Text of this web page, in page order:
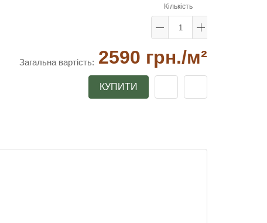
Кількість
Загальна вартість: 2590 грн./м²
КУПИТИ